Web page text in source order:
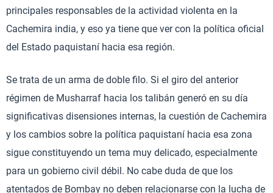
principales responsables de la actividad violenta en la
Cachemira india, y eso ya tiene que ver con la política oficial
del Estado paquistaní hacia esa región.
Se trata de un arma de doble filo. Si el giro del anterior
régimen de Musharraf hacia los talibán generó en su día
significativas disensiones internas, la cuestión de Cachemira
y los cambios sobre la política paquistaní hacia esa zona
sigue constituyendo un tema muy delicado, especialmente
para un gobierno civil débil. No cabe duda de que los
atentados de Bombay no deben relacionarse con la lucha de